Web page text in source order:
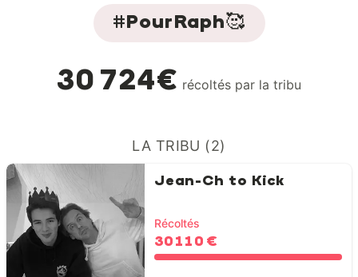
#PourRaph🥰
30 724€ récoltés par la tribu
LA TRIBU (2)
Jean-Ch to Kick
Récoltés
30 110 €